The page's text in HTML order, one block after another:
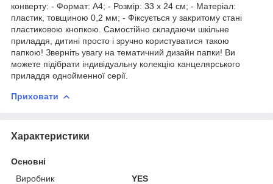
конверту: - Формат: А4; - Розмір: 33 х 24 см; - Матеріал:
пластик, товщиною 0,2 мм; - Фіксується у закритому стані
пластиковою кнопкою. Самостійно складаючи шкільне
приладдя, дитині просто і зручно користуватися такою
папкою! Зверніть увагу на тематичний дизайн папки! Ви
можете підібрати індивідуальну колекцію канцелярського
приладдя однойменної серії.
Приховати
Характеристики
Основні
Виробник
YES